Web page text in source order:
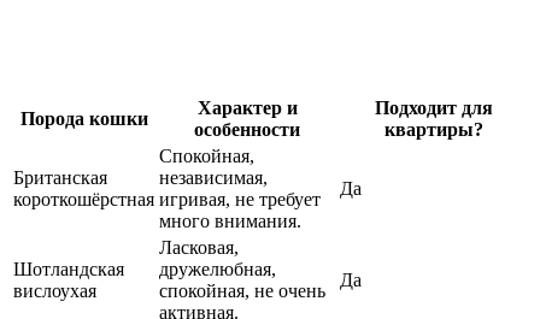
Порода кошки
Характер и
особенности
Подходит для
квартиры?
Британская
короткошёрстная
Спокойная,
независимая,
игривая, не требует
много внимания.
Да
Шотландская
вислоухая
Ласковая,
дружелюбная,
спокойная, не очень
активная.
Да